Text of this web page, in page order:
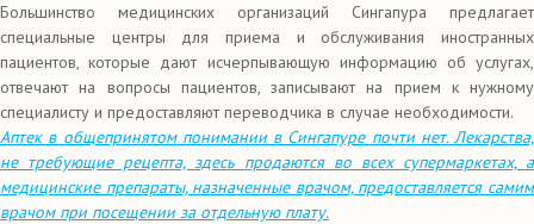
Большинство медицинских организаций Сингапура предлагает
специальные центры для приема и обслуживания иностранных
пациентов, которые дают исчерпывающую информацию об услугах,
отвечают на вопросы пациентов, записывают на прием к нужному
специалисту и предоставляют переводчика в случае необходимости.
Аптек в общепринятом понимании в Сингапуре почти нет. Лекарства,
не требующие рецепта, здесь продаются во всех супермаркетах, а
медицинские препараты, назначенные врачом, предоставляется самим
врачом при посещении за отдельную плату.